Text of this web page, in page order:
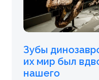
Зубы
их мир был
нашего